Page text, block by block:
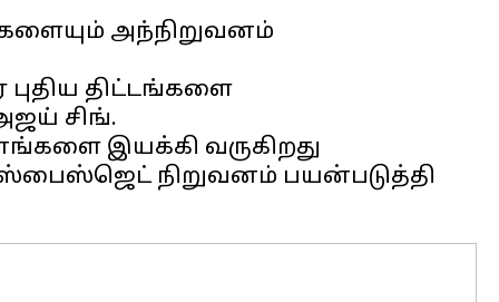
அந்நிறுவனம்
திட்டங்களை
சிங்.
இயக்கி வருகிறது
நிறுவனம் பயன்படுத்தி